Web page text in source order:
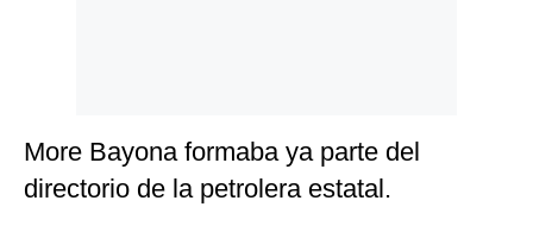
More Bayona formaba ya parte del
directorio de la petrolera estatal.